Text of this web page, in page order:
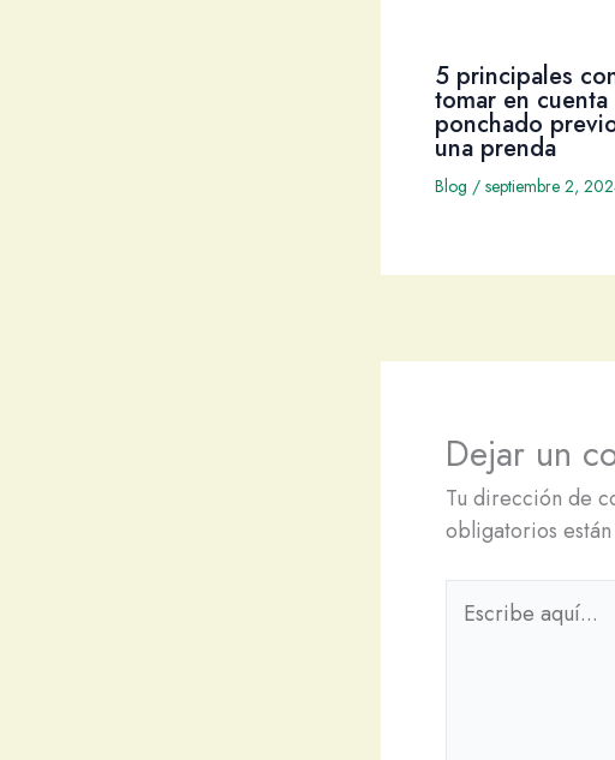
5 principales
tomar en
ponchado
una prenda
Blog / septiembre 2,
Dejar un
Tu dirección de
obligatorios
aquí...